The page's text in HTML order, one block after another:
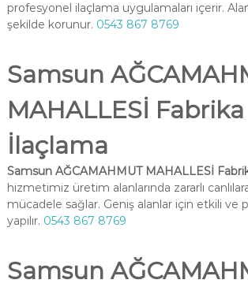
profesyonel ilaçlama uygulamaları içerir.
şekilde korunur. 0543 867 8769
Samsun
MAHALLESİ Fabrika
İlaçlama
Samsun AĞCAMAHMUT MAHALLESİ
hizmetimiz üretim alanlarında zararlı
mücadele sağlar. Geniş alanlar için etkili ve
yapılır. 0543 867 8769
Samsun